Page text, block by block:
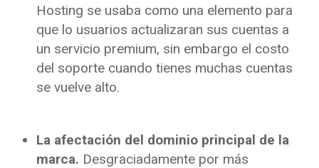
Hosting se usaba como una elemento para
que lo usuarios actualizaran sus cuentas a
un servicio premium, sin embargo el costo
del soporte cuando tienes muchas cuentas
se vuelve alto.
La afectación del dominio principal de la
marca. Desgraciadamente por más